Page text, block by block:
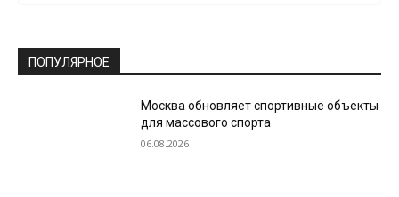
ПОПУЛЯРНОЕ
Москва обновляет спортивные объекты
для массового спорта
06.08.2026